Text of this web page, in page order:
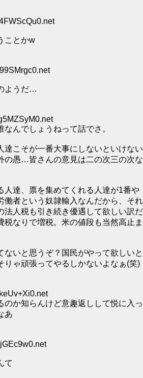
ことかw
ようだ…
なんでしょうねって話でさ。
達こそが一番大事にしないといけない
の愚…皆さんの意見は二の次三の次な
人達、票を集めてくれる人達が1番や
働者という奴隷輸入なんだから、それ
法人税も引き続き優遇して欲しい訳だ
税なりで増税。米の値段も当然高止ま
ないと思うぞ？国民がやって欲しいと
りゃ頑張ってやるしかないよなぁ(笑)
のか知らんけど意趣返しして悦に入っ
あ
て